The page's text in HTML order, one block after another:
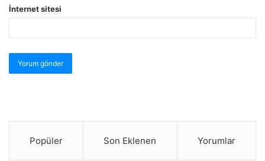
İnternet sitesi
Popüler Son Eklenen Yorumlar